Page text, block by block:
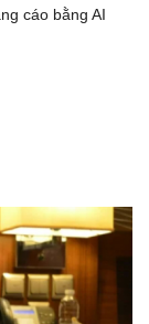
cáo bằng AI